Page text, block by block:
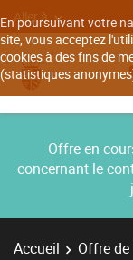
En poursuivant votre
site, vous acceptez
cookies à des fins de
(statistiques
Aller à
Offre en
concernant le
Accueil Offre